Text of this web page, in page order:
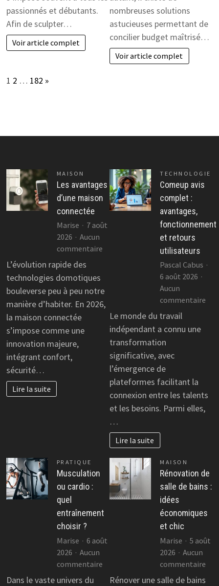
passionnés et débutants.
Afin de sculpter…
Voir article complet
nombreuses solutions
astucieuses permettant de
concilier budget maîtrisé…
Voir article complet
Page:
1 2 … 182 Next
»
MAISON
Les avantages
d’une maison
connectée
Marise
7 août
2026
Aucun
commentairesur
maison
connectée
L’évolution rapide des
technologies domotiques
bouleverse peu à peu notre
manière d’habiter. En 2026,
la maison connectée
s’impose comme une
innovation majeure,
intégrant confort,
sécurité…
Lire la suite
TECHNOLOGIE
Comeup avis
complet :
avantages,
fonctionnement
et retours
utilisateurs
Pascal Cabus
6 août 2026
Aucun
commentaire
Le monde du travail
indépendant a connu une
transformation
significative, avec
l’émergence de
plateformes facilitant la
connexion entre les talents
et les besoins. Parmi elles,
…
Lire la suite
PRATIQUE
Musculation
ou cardio :
quel
entraînement
choisir ?
Marise
6 août
2026
Aucun
commentairesur
Musculation
Dans le vaste univers du
MAISON
Rénovation de
salle de bains :
idées
économiques
et chic
Marise
5 août
2026
Aucun
commentaire
Rénover une salle de bains